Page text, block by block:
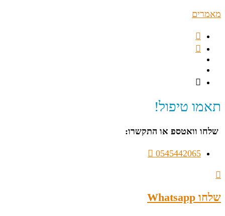
מאמרים
תאמו טיפול!
שלחו וואטספ או התקשרו:
0545442065
שלחו Whatsapp